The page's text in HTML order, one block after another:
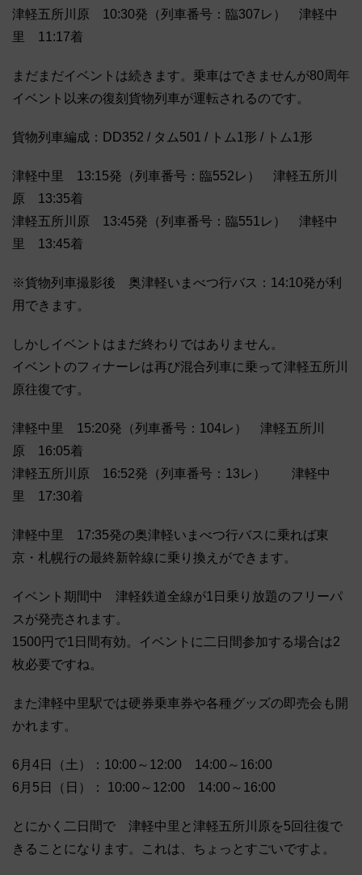
津軽五所川原 10:30発（列車番号：臨307レ） 津軽中
里 11:17着
まだまだイベントは続きます。乗車はできませんが80周年
イベント以来の復刻貨物列車が運転されるのです。
貨物列車編成：DD352 / タム501 / トム1形 / トム1形
津軽中里 13:15発（列車番号：臨552レ） 津軽五所川
原 13:35着
津軽五所川原 13:45発（列車番号：臨551レ） 津軽中
里 13:45着
※貨物列車撮影後 奥津軽いまべつ行バス：14:10発が利
用できます。
しかしイベントはまだ終わりではありません。
イベントのフィナーレは再び混合列車に乗って津軽五所川
原往復です。
津軽中里 15:20発（列車番号：104レ） 津軽五所川
原 16:05着
津軽五所川原 16:52発（列車番号：13レ） 津軽中
里 17:30着
津軽中里 17:35発の奥津軽いまべつ行バスに乗れば東
京・札幌行の最終新幹線に乗り換えができます。
イベント期間中 津軽鉄道全線が1日乗り放題のフリーパ
スが発売されます。
1500円で1日間有効。イベントに二日間参加する場合は2
枚必要ですね。
また津軽中里駅では硬券乗車券や各種グッズの即売会も開
かれます。
6月4日（土）：10:00～12:00 14:00～16:00
6月5日（日）： 10:00～12:00 14:00～16:00
とにかく二日間で 津軽中里と津軽五所川原を5回往復で
きることになります。これは、ちょっとすごいですよ。